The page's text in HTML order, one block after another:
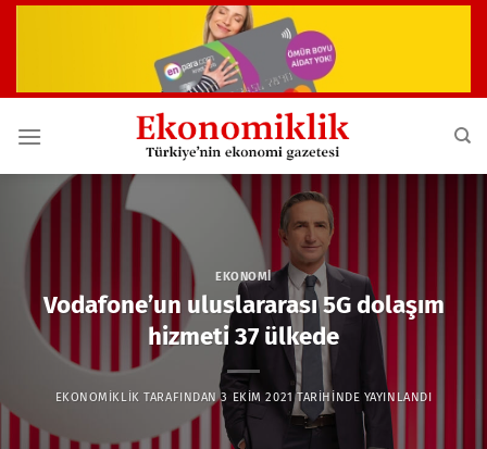
EKONOMI
Vodafone’un uluslararası 5G dolaşım
hizmeti 37 ülkede
EKONOMIKLIK TARAFINDAN 3 EKIM 2021 TARIHINDE YAYINLANDI